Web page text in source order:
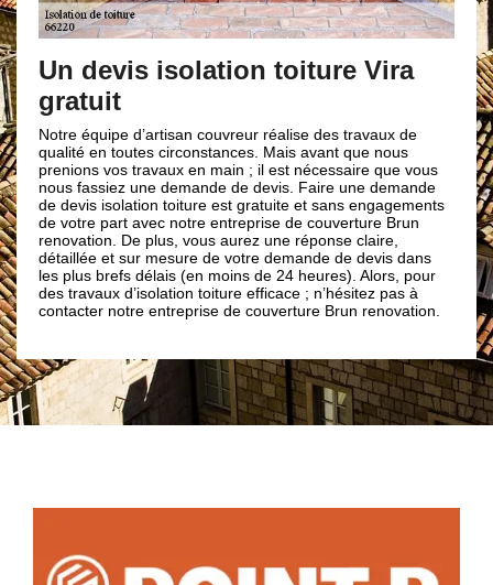
Un devis isolation toiture Vira
gratuit
Notre équipe d’artisan couvreur réalise des travaux de
qualité en toutes circonstances. Mais avant que nous
prenions vos travaux en main ; il est nécessaire que vous
nous fassiez une demande de devis. Faire une demande
de devis isolation toiture est gratuite et sans engagements
de votre part avec notre entreprise de couverture Brun
renovation. De plus, vous aurez une réponse claire,
détaillée et sur mesure de votre demande de devis dans
les plus brefs délais (en moins de 24 heures). Alors, pour
des travaux d’isolation toiture efficace ; n’hésitez pas à
contacter notre entreprise de couverture Brun renovation.